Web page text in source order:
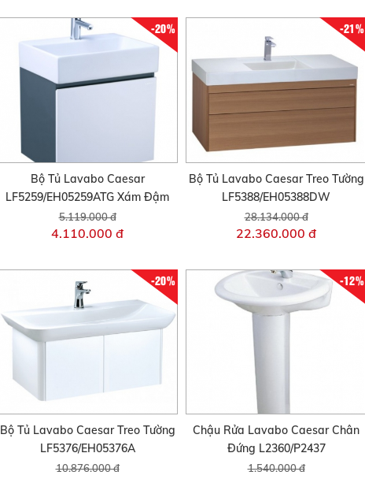
-20%
Bộ Tủ Lavabo Caesar
LF5259/EH05259ATG Xám Đậm
5.119.000 đ
4.110.000 đ
-21%
Bộ Tủ Lavabo Caesar Treo Tường
LF5388/EH05388DW
28.134.000 đ
22.360.000 đ
-20%
Bộ Tủ Lavabo Caesar Treo Tường
LF5376/EH05376A
10.876.000 đ
-12%
Chậu Rửa Lavabo Caesar Chân
Đứng L2360/P2437
1.540.000 đ